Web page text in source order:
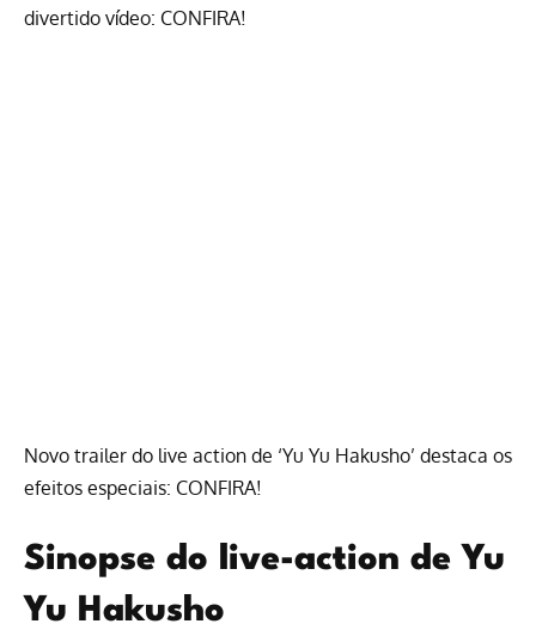
divertido vídeo: CONFIRA!
Novo trailer do live action de ‘Yu Yu Hakusho’ destaca os
efeitos especiais: CONFIRA!
Sinopse do live-action de Yu
Yu Hakusho